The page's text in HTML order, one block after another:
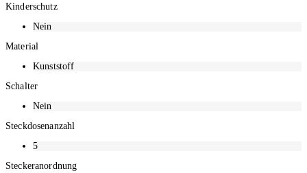
Kinderschutz
Nein
Material
Kunststoff
Schalter
Nein
Steckdosenanzahl
5
Steckeranordnung